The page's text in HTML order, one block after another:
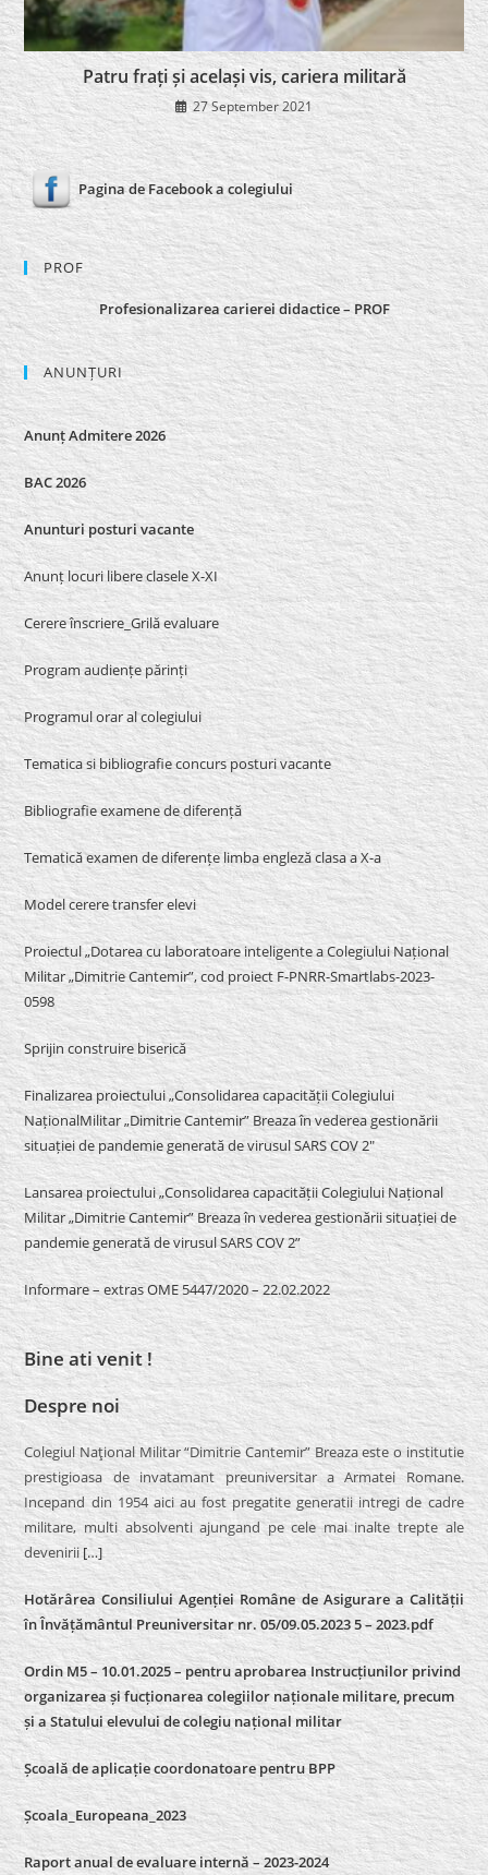
Patru frați și același vis, cariera militară
27 September 2021
Pagina de Facebook a colegiului
PROF
Profesionalizarea carierei didactice – PROF
ANUNȚURI
Anunț Admitere 2026
BAC 2026
Anunturi posturi vacante
Anunț locuri libere clasele X-XI
Cerere înscriere_Grilă evaluare
Program audiențe părinți
Programul orar al colegiului
Tematica si bibliografie concurs posturi vacante
Bibliografie examene de diferență
Tematică examen de diferențe limba engleză clasa a X-a
Model cerere transfer elevi
Proiectul „Dotarea cu laboratoare inteligente a Colegiului Național
Militar „Dimitrie Cantemir”, cod proiect F-PNRR-Smartlabs-2023-
0598
Sprijin construire biserică
Finalizarea proiectului „Consolidarea capacității Colegiului
NaționalMilitar „Dimitrie Cantemir” Breaza în vederea gestionării
situației de pandemie generată de virusul SARS COV 2″
Lansarea proiectului „Consolidarea capacității Colegiului Național
Militar „Dimitrie Cantemir” Breaza în vederea gestionării situației de
pandemie generată de virusul SARS COV 2”
Informare – extras OME 5447/2020 – 22.02.2022
Bine ati venit !
Despre noi
Colegiul Naţional Militar “Dimitrie Cantemir” Breaza este o institutie
prestigioasa de invatamant preuniversitar a Armatei Romane.
Incepand din 1954 aici au fost pregatite generatii intregi de cadre
militare, multi absolventi ajungand pe cele mai inalte trepte ale
devenirii […]
Hotărârea Consiliului Agenției Române de Asigurare a Calității
în Învățământul Preuniversitar nr. 05/09.05.2023 5 – 2023.pdf
Ordin M5 – 10.01.2025 – pentru aprobarea Instrucțiunilor privind
organizarea și fucționarea colegiilor naționale militare, precum
și a Statului elevului de colegiu național militar
Școală de aplicație coordonatoare pentru BPP
Școala_Europeana_2023
Raport anual de evaluare internă – 2023-2024